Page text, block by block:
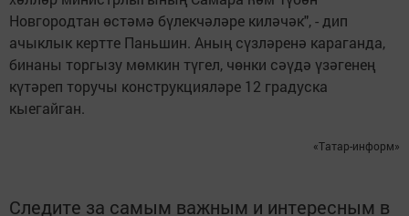
Новгородтан өстәмә бүлекчәләре киләчәк", - дип
ачыклык кертте Паньшин. Аның сүзләренә караганда,
бинаны торгызу мөмкин түгел, чөнки сәүдә үзәгенең
күтәреп торучы конструкцияләре 12 градуска
кыегайган.
«Татар-информ»
Следите за самым важным и интересным в